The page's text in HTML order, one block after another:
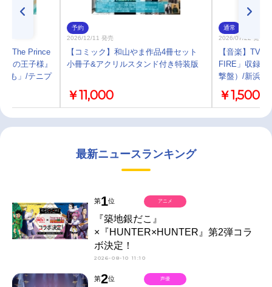
The Prince
の王子様』
も」/テニプ
予約
2026/12/11 発売
【コミック】和山やま作品4冊セット
小冊子&アクリルスタンド付き特装版
￥11,000
通常
2026/07/22 発売
【音楽】TV
FIRE」収録
撃盤）/新浜レ
￥1,500
最新ニュースランキング
第1位
『築地銀だこ』
×『HUNTER×HUNTER』第2弾コラ
ボ決定！
2026-08-10 11:10
アニメ
第2位 声優